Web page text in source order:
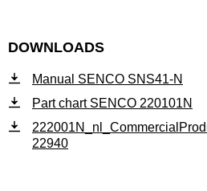
DOWNLOADS
Manual SENCO SNS41-N
Part chart SENCO 220101N
22940